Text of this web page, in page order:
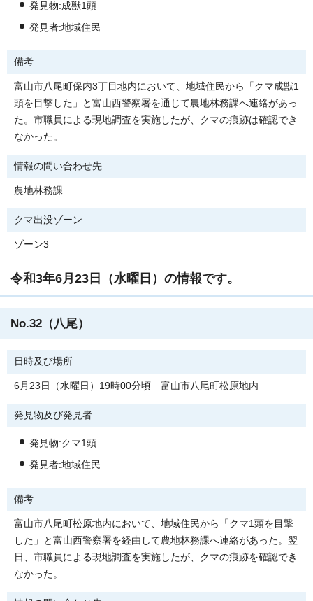
発見物:成獣1頭
発見者:地域住民
備考
富山市八尾町保内3丁目地内において、地域住民から「クマ成獣1
頭を目撃した」と富山西警察署を通じて農地林務課へ連絡があっ
た。市職員による現地調査を実施したが、クマの痕跡は確認でき
なかった。
情報の問い合わせ先
農地林務課
クマ出没ゾーン
ゾーン3
令和3年6月23日（水曜日）の情報です。
No.32（八尾）
日時及び場所
6月23日（水曜日）19時00分頃 富山市八尾町松原地内
発見物及び発見者
発見物:クマ1頭
発見者:地域住民
備考
富山市八尾町松原地内において、地域住民から「クマ1頭を目撃
した」と富山西警察署を経由して農地林務課へ連絡があった。翌
日、市職員による現地調査を実施したが、クマの痕跡を確認でき
なかった。